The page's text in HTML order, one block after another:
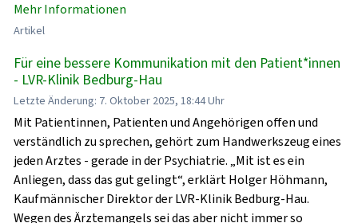
Mehr Informationen
Artikel
Für eine bessere Kommunikation mit den Patient*innen
- LVR-Klinik Bedburg-Hau
Letzte Änderung: 7. Oktober 2025, 18:44 Uhr
Mit Patientinnen, Patienten und Angehörigen offen und
verständlich zu sprechen, gehört zum Handwerkszeug eines
jeden Arztes - gerade in der Psychiatrie. „Mit ist es ein
Anliegen, dass das gut gelingt“, erklärt Holger Höhmann,
Kaufmännischer Direktor der LVR-Klinik Bedburg-Hau.
Wegen des Ärztemangels sei das aber nicht immer so